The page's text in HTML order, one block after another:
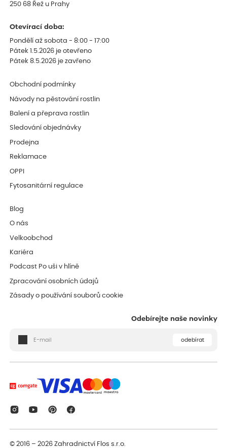
250 68 Řež u Prahy
Otevírací doba:
Pondělí až sobota - 8:00 - 17:00
Pátek 1.5.2026 je otevřeno
Pátek 8.5.2026 je zavřeno
Obchodní podmínky
Návody na pěstování rostlin
Balení a přeprava rostlin
Sledování objednávky
Prodejna
Reklamace
OPPI
Fytosanitární regulace
Blog
O nás
Velkoobchod
Kariéra
Podcast Po uši v hlíně
Zpracování osobních údajů
Zásady o používání souborů cookie
Odebírejte naše novinky
odebírat
© 2016 – 2026Zahradnictví Flos s.r.o.